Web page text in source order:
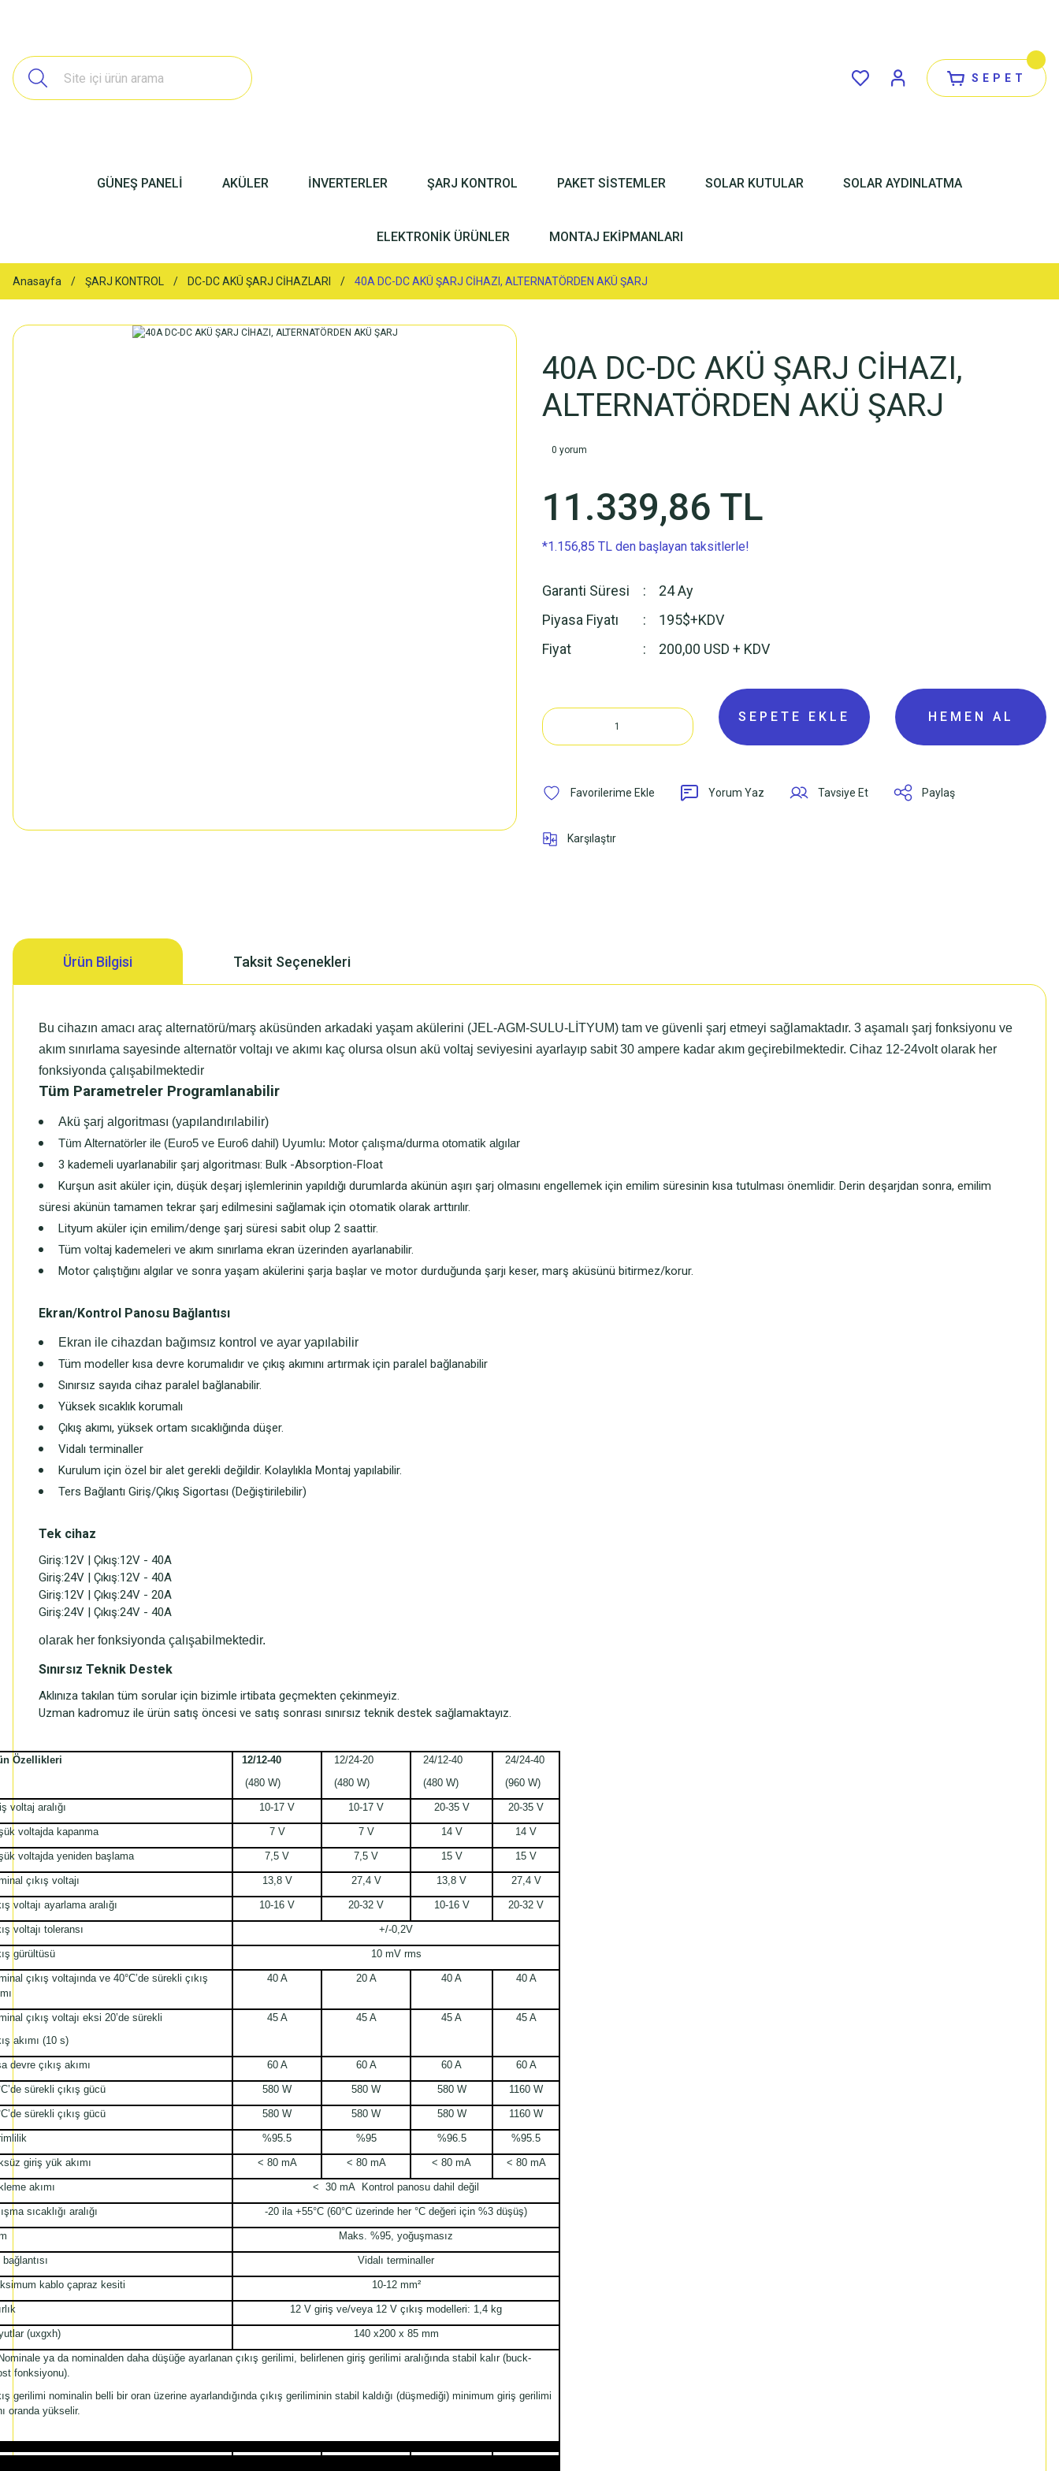
SEPET
GÜNEŞ PANELİ AKÜLER İNVERTERLER ŞARJ KONTROL PAKET SİSTEMLER SOLAR KUTULAR SOLAR AYDINLATMA
ELEKTRONİK ÜRÜNLER MONTAJ EKİPMANLARI
Anasayfa ŞARJ KONTROL DC-DC AKÜ ŞARJ CİHAZLARI 40A DC-DC AKÜ ŞARJ CİHAZI, ALTERNATÖRDEN AKÜ ŞARJ
40A DC-DC AKÜ ŞARJ CİHAZI,
ALTERNATÖRDEN AKÜ ŞARJ
0 yorum
11.339,86 TL
*1.156,85 TL den başlayan taksitlerle!
Garanti Süresi
24 Ay
Piyasa Fiyatı
195$+KDV
Fiyat
200,00 USD + KDV
SEPETE EKLE HEMEN AL
Yorum Yaz Tavsiye Et Paylaş
Karşılaştır
Ürün Bilgisi Taksit Seçenekleri
Bu cihazın amacı araç alternatörü/marş aküsünden arkadaki yaşam akülerini (JEL-AGM-SULU-LİTYUM) tam ve güvenli şarj etmeyi sağlamaktadır. 3 aşamalı şarj fonksiyonu ve
akım sınırlama sayesinde alternatör voltajı ve akımı kaç olursa olsun akü voltaj seviyesini ayarlayıp sabit 30 ampere kadar akım geçirebilmektedir. Cihaz 12-24volt olarak her
fonksiyonda çalışabilmektedir
Tüm Parametreler Programlanabilir
Akü şarj algoritması (yapılandırılabilir)
Tüm Alternatörler ile (Euro5 ve Euro6 dahil) Uyumlu: Motor çalışma/durma otomatik algılar
3 kademeli uyarlanabilir şarj algoritması: Bulk -Absorption-Float
Kurşun asit aküler için, düşük deşarj işlemlerinin yapıldığı durumlarda akünün aşırı şarj olmasını engellemek için emilim süresinin kısa tutulması önemlidir. Derin deşarjdan sonra, emilim
süresi akünün tamamen tekrar şarj edilmesini sağlamak için otomatik olarak arttırılır.
Lityum aküler için emilim/denge şarj süresi sabit olup 2 saattir.
Tüm voltaj kademeleri ve akım sınırlama ekran üzerinden ayarlanabilir.
Motor çalıştığını algılar ve sonra yaşam akülerini şarja başlar ve motor durduğunda şarjı keser, marş aküsünü bitirmez/korur.
Ekran/Kontrol Panosu Bağlantısı
Ekran ile cihazdan bağımsız kontrol ve ayar yapılabilir
Tüm modeller kısa devre korumalıdır ve çıkış akımını artırmak için paralel bağlanabilir
Sınırsız sayıda cihaz paralel bağlanabilir.
Yüksek sıcaklık korumalı
Çıkış akımı, yüksek ortam sıcaklığında düşer.
Vidalı terminaller
Kurulum için özel bir alet gerekli değildir. Kolaylıkla Montaj yapılabilir.
Ters Bağlantı Giriş/Çıkış Sigortası (Değiştirilebilir)
Tek cihaz
Giriş:12V | Çıkış:12V - 40A
Giriş:24V | Çıkış:12V - 40A
Giriş:12V | Çıkış:24V - 20A
Giriş:24V | Çıkış:24V - 40A
olarak her fonksiyonda çalışabilmektedir.
Sınırsız Teknik Destek
Aklınıza takılan tüm sorular için bizimle irtibata geçmekten çekinmeyiz.
Uzman kadromuz ile ürün satış öncesi ve satış sonrası sınırsız teknik destek sağlamaktayız.
Özellikleri
12/12-40
(480 W)
12/24-20
(480 W)
24/12-40
(480 W)
24/24-40
(960 W)
voltaj aralığı 10-17 V 10-17 V 20-35 V 20-35 V
voltajda kapanma 7 V 7 V 14 V 14 V
voltajda yeniden başlama 7,5 V 7,5 V 15 V 15 V
çıkış voltajı 13,8 V 27,4 V 13,8 V 27,4 V
voltajı ayarlama aralığı 10-16 V 20-32 V 10-16 V 20-32 V
voltajı toleransı +/-0,2V
gürültüsü 10 mV rms
çıkış voltajında ve 40°C’de sürekli çıkış
40 A 20 A 40 A 40 A
çıkış voltajı eksi 20’de sürekli
akımı (10 s)
45 A 45 A 45 A 45 A
devre çıkış akımı 60 A 60 A 60 A 60 A
sürekli çıkış gücü 580 W 580 W 580 W 1160 W
sürekli çıkış gücü 580 W 580 W 580 W 1160 W
%95.5 %95 %96.5 %95.5
giriş yük akımı < 80 mA < 80 mA < 80 mA < 80 mA
akımı < 30 mA Kontrol panosu dahil değil
sıcaklığı aralığı -20 ila +55°C (60°C üzerinde her °C değeri için %3 düşüş)
Maks. %95, yoğuşmasız
Vidalı terminaller
kablo çapraz kesiti 10-12 mm²
12 V giriş ve/veya 12 V çıkış modelleri: 1,4 kg
(uxgxh) 140 x200 x 85 mm
ya da nominalden daha düşüğe ayarlanan çıkış gerilimi, belirlenen giriş gerilimi aralığında stabil kalır (buck-
fonksiyonu).
gerilimi nominalin belli bir oran üzerine ayarlandığında çıkış geriliminin stabil kaldığı (düşmediği) minimum giriş gerilimi
oranda yükselir.